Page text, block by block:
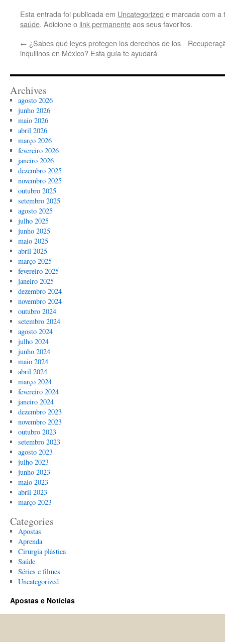
Esta entrada foi publicada em Uncategorized e marcada com
saúde. Adicione o link permanenteaos seus favoritos.
← ¿Sabes qué leyes protegen los derechos de los
inquilinos en México? Esta guía te ayudará
Archives
agosto 2026
junho 2026
maio 2026
abril 2026
março 2026
fevereiro 2026
janeiro 2026
dezembro 2025
novembro 2025
outubro 2025
setembro 2025
agosto 2025
julho 2025
junho 2025
maio 2025
abril 2025
março 2025
fevereiro 2025
janeiro 2025
dezembro 2024
novembro 2024
outubro 2024
setembro 2024
agosto 2024
julho 2024
junho 2024
maio 2024
abril 2024
março 2024
fevereiro 2024
janeiro 2024
dezembro 2023
novembro 2023
outubro 2023
setembro 2023
agosto 2023
julho 2023
junho 2023
maio 2023
abril 2023
março 2023
Categories
Apostas
Aprenda
Cirurgia plástica
Saúde
Séries e filmes
Uncategorized
Apostas e Notícias